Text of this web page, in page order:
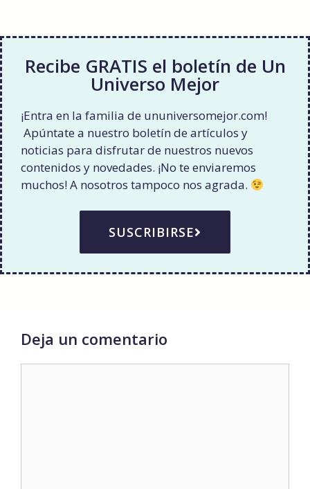
Recibe GRATIS el boletín de Un
Universo Mejor
¡Entra en la familia de ununiversomejor.com!
Apúntate a nuestro boletín de artículos y
noticias para disfrutar de nuestros nuevos
contenidos y novedades. ¡No te enviaremos
muchos! A nosotros tampoco nos agrada.
SUSCRIBIRSE
Deja un comentario